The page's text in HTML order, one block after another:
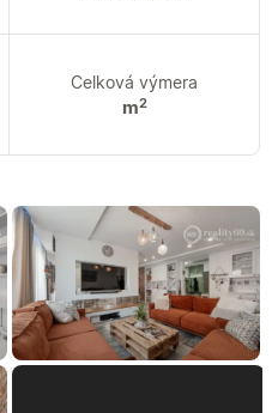
Celková výmera
m2